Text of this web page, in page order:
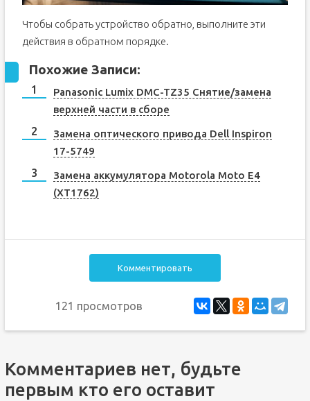
Чтобы собрать устройство обратно, выполните эти
действия в обратном порядке.
Похожие Записи:
Panasonic Lumix DMC-TZ35 Снятие/замена
верхней части в сборе
Замена оптического привода Dell Inspiron
17-5749
Замена аккумулятора Motorola Moto E4
(XT1762)
Комментировать
121 просмотров
Комментариев нет, будьте
первым кто его оставит